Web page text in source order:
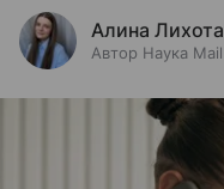
Алина Лихота
Автор Наука Mail